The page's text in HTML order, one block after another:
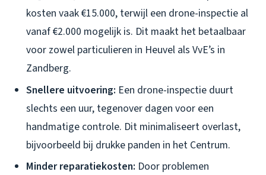
kosten vaak €15.000, terwijl een drone-inspectie al
vanaf €2.000 mogelijk is. Dit maakt het betaalbaar
voor zowel particulieren in Heuvel als VvE’s in
Zandberg.
Snellere uitvoering: Een drone-inspectie duurt
slechts een uur, tegenover dagen voor een
handmatige controle. Dit minimaliseert overlast,
bijvoorbeeld bij drukke panden in het Centrum.
Minder reparatiekosten: Door problemen